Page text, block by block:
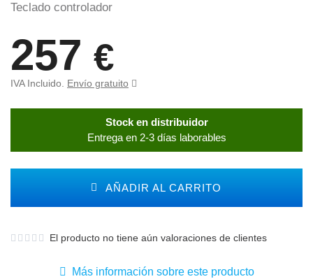
Teclado controlador
257 €
IVA Incluido. Envío gratuito
Stock en distribuidor
Entrega en 2-3 días laborables
AÑADIR AL CARRITO
El producto no tiene aún valoraciones de clientes
Más información sobre este producto